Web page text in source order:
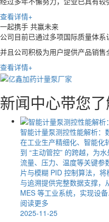
查看详情+
一起携手 共赢未来
公司目前已通过多项国际质量体系
并且公司积极为用户提供产品销售
查看详情+
新闻中心带您
智能计量泵测控性能解析：
在工业生产精细化、智能化
到 “主动管控” 的跨越，为
流量、压力、温度等关键参
片与模糊 PID 控制算法，
与追溯提供完整数据支撑，
MES 等工业系统，实现设
阅读更多
2025-11-25